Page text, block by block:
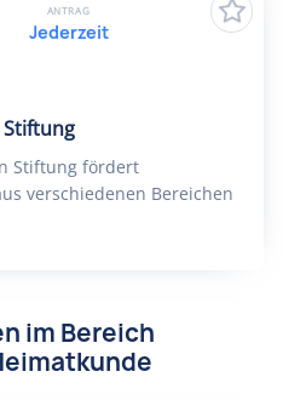
Stiftung
Stiftung fördert
verschiedenen Bereichen
ANTRAG
Jederzeit
im Bereich